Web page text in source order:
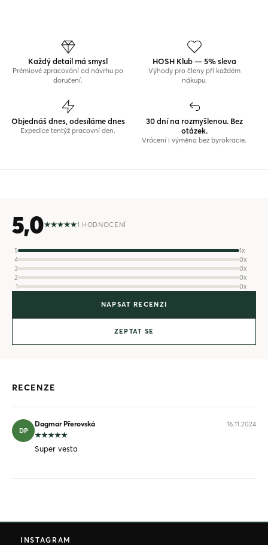
Každý detail má smysl
Prémiové zpracování od návrhu po
doručení.
HOSH Klub — 5% sleva
Výhody pro členy při každém
nákupu.
Objednáš dnes, odesíláme dnes
Expedice tentýž pracovní den.
30 dní na rozmyšlenou. Bez
otázek.
Vrácení i výměna bez byrokracie.
5,0 1 HODNOCENÍ
5
1x
4
0x
3
0x
2
0x
1
0x
NAPSAT RECENZI
ZEPTAT SE
RECENZE
DP
Dagmar Přerovská 16.11.2024
Super vesta
INSTAGRAM